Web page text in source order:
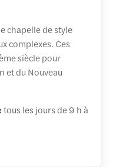
chapelle de style
complexes. Ces
siècle pour
et du Nouveau
tous les jours de 9 h à